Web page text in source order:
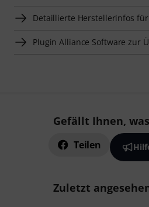
Detaillierte Herstellerinfos
Plugin Alliance Software zur
Gefällt Ihnen,
Teilen
Zuletzt